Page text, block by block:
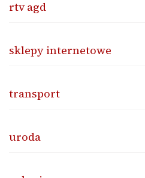
rtv agd
sklepy internetowe
transport
uroda